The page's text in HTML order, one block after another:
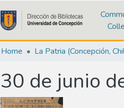
Home
30 de junio